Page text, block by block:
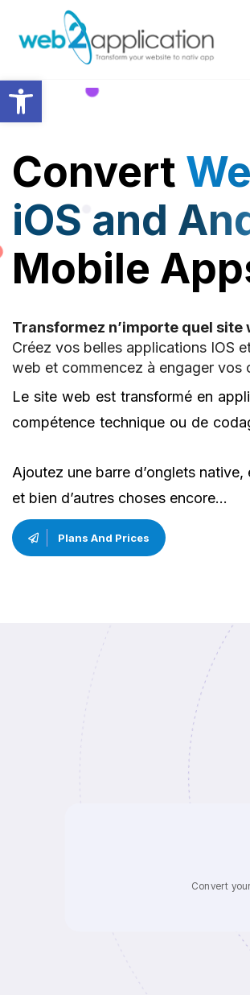
Convert
iOS and
Mobile
Transformez n’importe quel site
Créez vos belles applications IOS
web et commencez à engager vos
Le site web est transformé en
compétence technique ou de
Ajoutez une barre d’onglets
et bien d’autres choses encore…
Plans And Prices
Convert
Ouvrir la barre d’outils